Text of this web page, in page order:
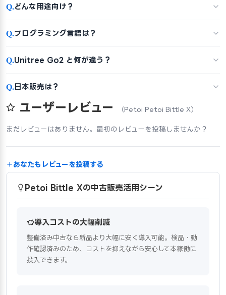
Q.どんな用途向け？
Q.プログラミング言語は？
Q.Unitree Go2 と何が違う？
Q.日本販売は？
ユーザーレビュー （Petoi Petoi Bittle X）
まだレビューはありません。最初のレビューを投稿しませんか？
あなたもレビューを投稿する
Petoi Bittle Xの中古販売活用シーン
導入コストの大幅削減
整備済み中古なら新品より大幅に安く導入可能。検品・動
作確認済みのため、コストを抑えながら安心して本稼働に
投入できます。